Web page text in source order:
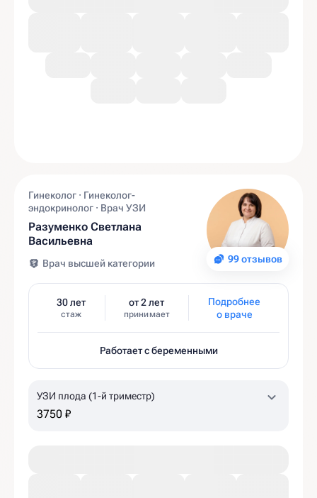
99 отзывов
Гинеколог · Гинеколог-
эндокринолог · Врач УЗИ
Разуменко Светлана
Васильевна
Врач высшей категории
30 лет
стаж
от 2 лет
принимает
Подробнее
о враче
Работает с беременными
УЗИ плода (1-й триместр)
3750 ₽